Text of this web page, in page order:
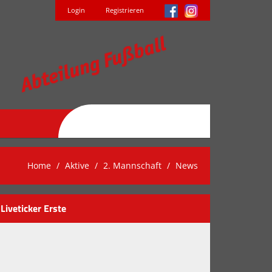
Login Registrieren
Home Aktive 2. Mannschaft News
Liveticker Erste